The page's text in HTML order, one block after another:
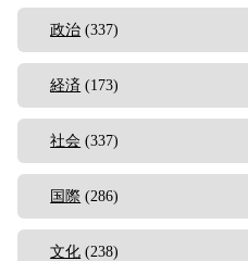
政治 (337)
経済 (173)
社会 (337)
国際 (286)
文化 (238)